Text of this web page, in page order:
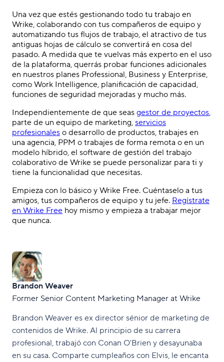
Una vez que estés gestionando todo tu trabajo en
Wrike, colaborando con tus compañeros de equipo y
automatizando tus flujos de trabajo, el atractivo de tus
antiguas hojas de cálculo se convertirá en cosa del
pasado. A medida que te vuelvas más experto en el uso
de la plataforma, querrás probar funciones adicionales
en nuestros planes Professional, Business y Enterprise,
como Work Intelligence, planificación de capacidad,
funciones de seguridad mejoradas y mucho más.
Independientemente de que seas gestor de proyectos,
parte de un equipo de marketing, servicios
profesionales o desarrollo de productos, trabajes en
una agencia, PPM o trabajes de forma remota o en un
modelo híbrido, el software de gestión del trabajo
colaborativo de Wrike se puede personalizar para ti y
tiene la funcionalidad que necesitas.
Empieza con lo básico y Wrike Free. Cuéntaselo a tus
amigos, tus compañeros de equipo y tu jefe. Regístrate
en Wrike Free hoy mismo y empieza a trabajar mejor
que nunca.
Brandon Weaver
Former Senior Content Marketing Manager at Wrike
Brandon Weaver es ex director sénior de marketing de
contenidos de Wrike. Al principio de su carrera
profesional, trabajó con Conan O'Brien y desayunaba
en su casa. Comparte cumpleaños con Elvis, le encanta